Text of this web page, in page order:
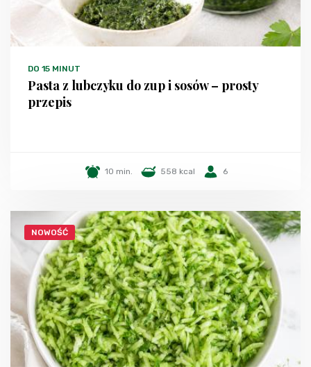
DO 15 MINUT
Pasta z lubczyku do zup i sosów – prosty
przepis
10 min. 558 kcal 6
NOWOŚĆ